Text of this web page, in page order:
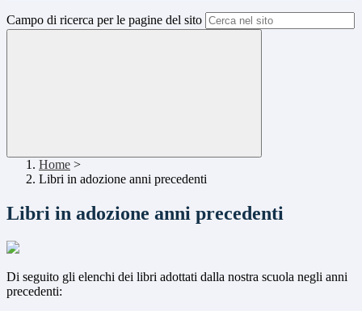
Campo di ricerca per le pagine del sito
Home >
Libri in adozione anni precedenti
Libri in adozione anni precedenti
Di seguito gli elenchi dei libri adottati dalla nostra scuola negli anni
precedenti: